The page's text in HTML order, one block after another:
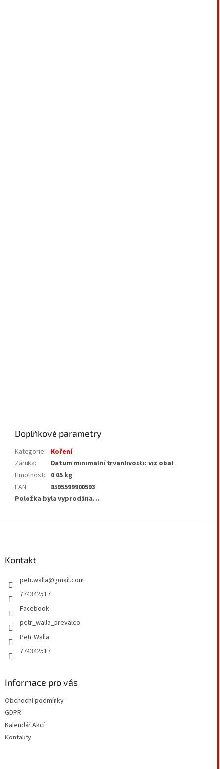
Doplňkové parametry
Kategorie: Koření
Záruka:
Datum minimální trvanlivosti: viz obal
Hmotnost:
0.05 kg
EAN:
8595599900593
Položka byla vyprodána…
Kontakt
petr.walla@gmail.com
774342517
Facebook
petr_walla_prevalco
Petr Walla
774342517
Informace pro vás
Obchodní podmínky
GDPR
Kalendář Akcí
Kontakty